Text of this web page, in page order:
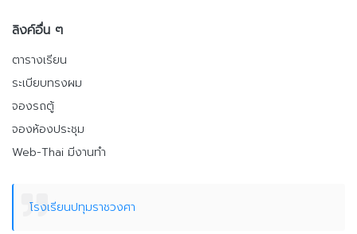
ลิงค์อื่น ๆ
ตารางเรียน
ระเบียบทรงผม
จองรถตู้
จองห้องประชุม
Web-Thai มีงานทำ
โรงเรียนปทุมราชวงศา